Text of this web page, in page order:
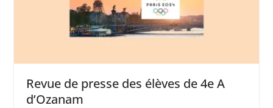
Revue de presse des élèves de 4e A
d’Ozanam